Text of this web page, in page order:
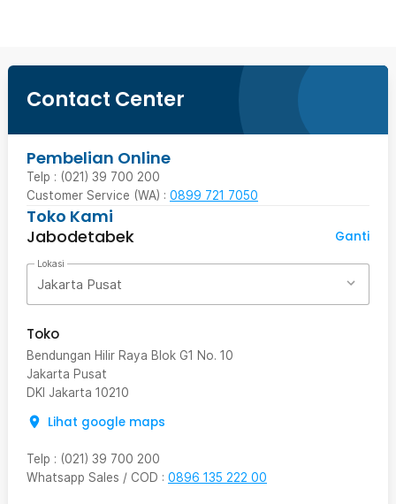
Contact Center
Pembelian Online
Telp : (021) 39 700 200
Customer Service (WA) : 0899 721 7050
Toko Kami
Jabodetabek
Ganti
Lokasi
Jakarta Pusat
Toko
Bendungan Hilir Raya Blok G1 No. 10
Jakarta Pusat
DKI Jakarta 10210
Lihat google maps
Telp : (021) 39 700 200
Whatsapp Sales / COD : 0896 135 222 00